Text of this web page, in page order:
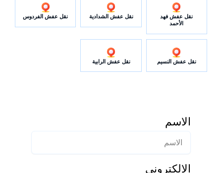
نقل عفش فهد
الأحمد
نقل عفش الشدادية نقل عفش الفردوس
نقل عفش النسيم نقل عفش الرابية
الاسم
الإلكتروني